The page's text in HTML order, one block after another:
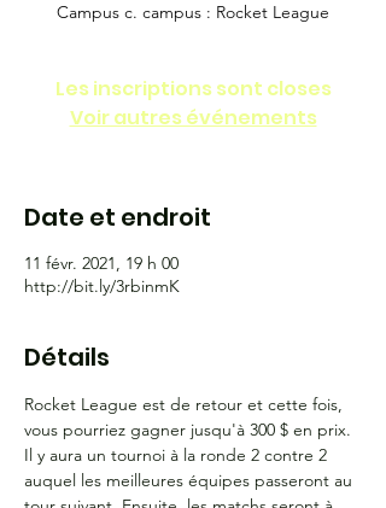
Campus c. campus : Rocket League
Les inscriptions sont closes
Voir autres événements
Date et endroit
11 févr. 2021, 19 h 00
http://bit.ly/3rbinmK
Détails
Rocket League est de retour et cette fois,
vous pourriez gagner jusqu'à 300 $ en prix.
Il y aura un tournoi à la ronde 2 contre 2
auquel les meilleures équipes passeront au